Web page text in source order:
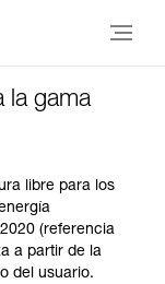
la gama
libre para los
(referencia
a partir de la
del usuario.